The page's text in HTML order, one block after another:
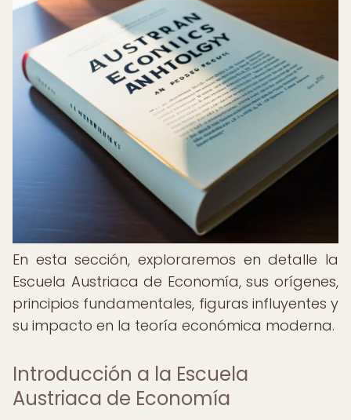
En esta sección, exploraremos en detalle la
Escuela Austriaca de Economía, sus orígenes,
principios fundamentales, figuras influyentes y
su impacto en la teoría económica moderna.
Introducción a la Escuela
Austriaca de Economía